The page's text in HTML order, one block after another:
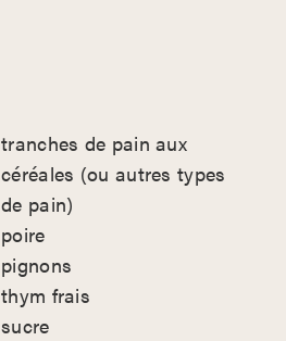
tranches de pain aux
céréales (ou autres types
de pain)
poire
pignons
thym frais
sucre